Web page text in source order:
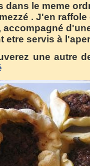
dans le meme
. J'en
accompagné
etre servis à
une autre